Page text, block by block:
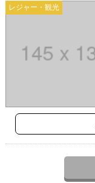
レジャー・観光